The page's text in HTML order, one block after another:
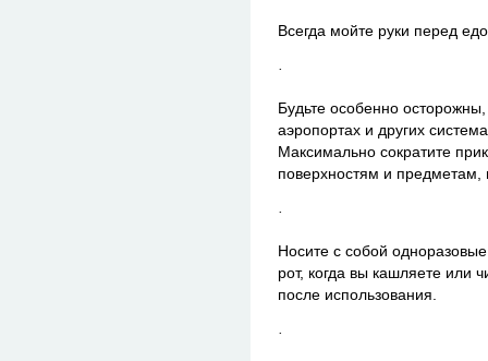
Всегда мойте руки перед
·
Будьте особенно
аэропортах и других
Максимально сократите
поверхностям и предметам,
·
Носите с собой
рот, когда вы кашляете или
после использования.
·